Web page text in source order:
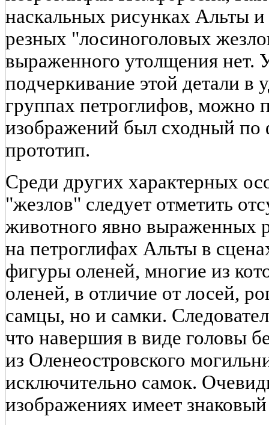
наскальных рисунках Альты
резных "лосиноголовых
выраженного утолщения нет.
подчеркивание этой детали в
группах петроглифов, можно
изображений был сходный по
прототип.
Среди других характерных
"жезлов" следует отметить
животного явно выраженных
на петроглифах Альты в
фигуры оленей, многие из
оленей, в отличие от лосей,
самцы, но и самки.
что навершия в виде головы
из Оленеостровского
исключительно самок.
изображениях имеет знаковый